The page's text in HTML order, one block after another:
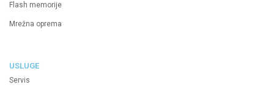
Flash memorije
Mrežna oprema
USLUGE
Servis